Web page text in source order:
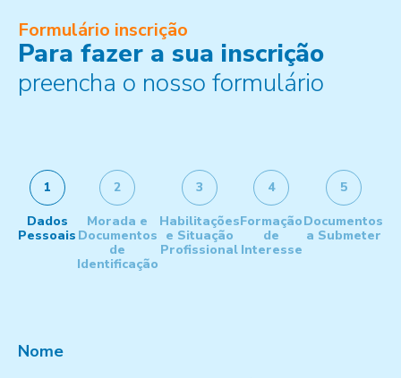
Formulário inscrição
Para fazer a sua inscrição
preencha o nosso formulário
1
Dados
Pessoais
2
Morada e
Documentos
de
Identificação
3
Habilitações
e Situação
Profissional
4
Formação
de
Interesse
5
Documentos
a Submeter
Nome